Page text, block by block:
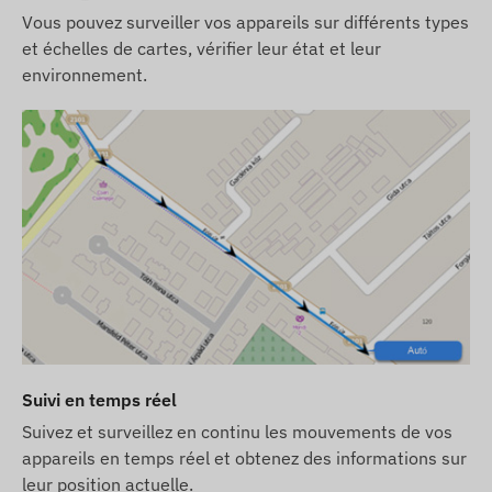
Détection de mouvement
Sortie ou entrée dans une zone géofencing POI
Niveau de batterie faible
Contenu du paquet
FLEXCOM FB242PRO BK9005 4G LTE traceur
GPS pour vélo
Câble de chargement USB
Vis de sécurité et clé
Frais de carte SIM et licence logicielle pour
ordinateur de bureau et téléphone mobile
(période de 6 mois)
Conditions d'utilisation
Pour un fonctionnement normal, une connexion
active aux systèmes de positionnement par
Vous pouvez surveiller vos appareils sur différents types
et échelles de cartes, vérifier leur état et leur
environnement.
Suivi en temps réel
Suivez et surveillez en continu les mouvements de vos
appareils en temps réel et obtenez des informations sur
leur position actuelle.